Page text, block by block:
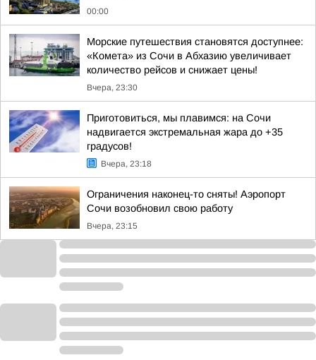
00:00
Морские путешествия становятся доступнее:
«Комета» из Сочи в Абхазию увеличивает
количество рейсов и снижает цены!
Вчера, 23:30
Приготовиться, мы плавимся: на Сочи
надвигается экстремальная жара до +35
градусов!
Вчера, 23:18
Ограничения наконец-то сняты! Аэропорт
Сочи возобновил свою работу
Вчера, 23:15